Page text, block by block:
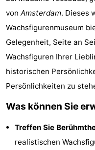
Denkmäler
-
Aussichtspunkte
Attraktionen
Rundfahrten
-
Experiences
Dörfer
Führungen
von Amsterdam. Dieses
Wachsfigurenmuseum
Gelegenheit, Seite an
Wachsfiguren Ihrer
historischen
Persönlichkeiten zu
Was können Sie
Treffen Sie
realistischen